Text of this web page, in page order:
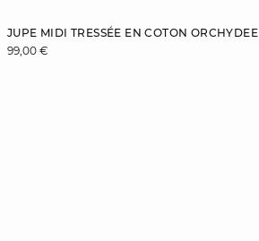
JUPE MIDI TRESSÉE EN COTON ORCHYDEE
99,00 €